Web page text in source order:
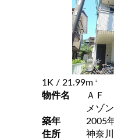
1K / 21.99m 2
物件名
ＡＦ
メゾ
築年
2005
住所
神奈